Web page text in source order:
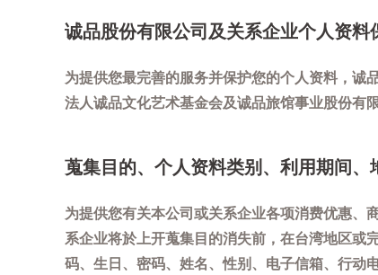
诚品股份有限公司及关系企业个人资料
为提供您最完善的服务并保护您的个人资料，诚
法人诚品文化艺术基金会及诚品旅馆事业股份有
蒐集目的、个人资料类别、利用期间、
为提供您有关本公司或关系企业各项消费优惠、
系企业将於上开蒐集目的消失前，在台湾地区或
码、生日、密码、姓名、性别、电子信箱、行动